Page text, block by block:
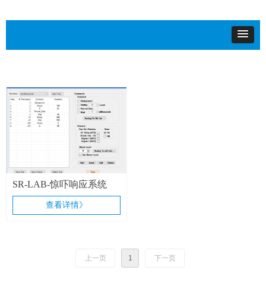
SR-LAB-惊吓响应系统
查看详情》
上一页 1 下一页